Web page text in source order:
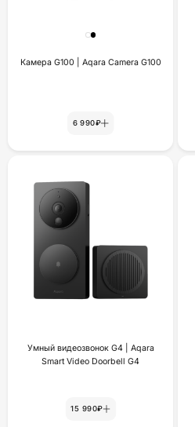
Камера G100 | Aqara Camera G100
6 990₽
Умный видеозвонок G4 | Aqara
Smart Video Doorbell G4
15 990₽